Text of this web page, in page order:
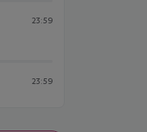
23:59
23:59